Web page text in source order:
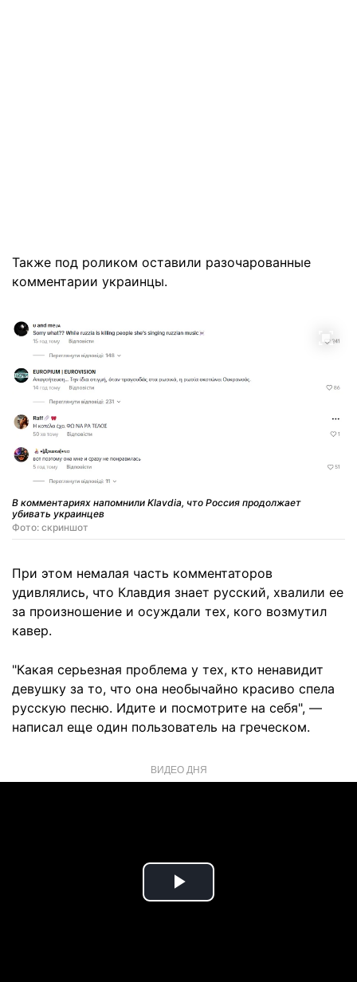
Также под роликом оставили разочарованные
комментарии украинцы.
В комментариях напомнили Klavdia, что Россия продолжает
убивать украинцев
Фото: скриншот
При этом немалая часть комментаторов
удивлялись, что Клавдия знает русский, хвалили ее
за произношение и осуждали тех, кого возмутил
кавер.
"Какая серьезная проблема у тех, кто ненавидит
девушку за то, что она необычайно красиво спела
русскую песню. Идите и посмотрите на себя", —
написал еще один пользователь на греческом.
ВИДЕО ДНЯ
Play